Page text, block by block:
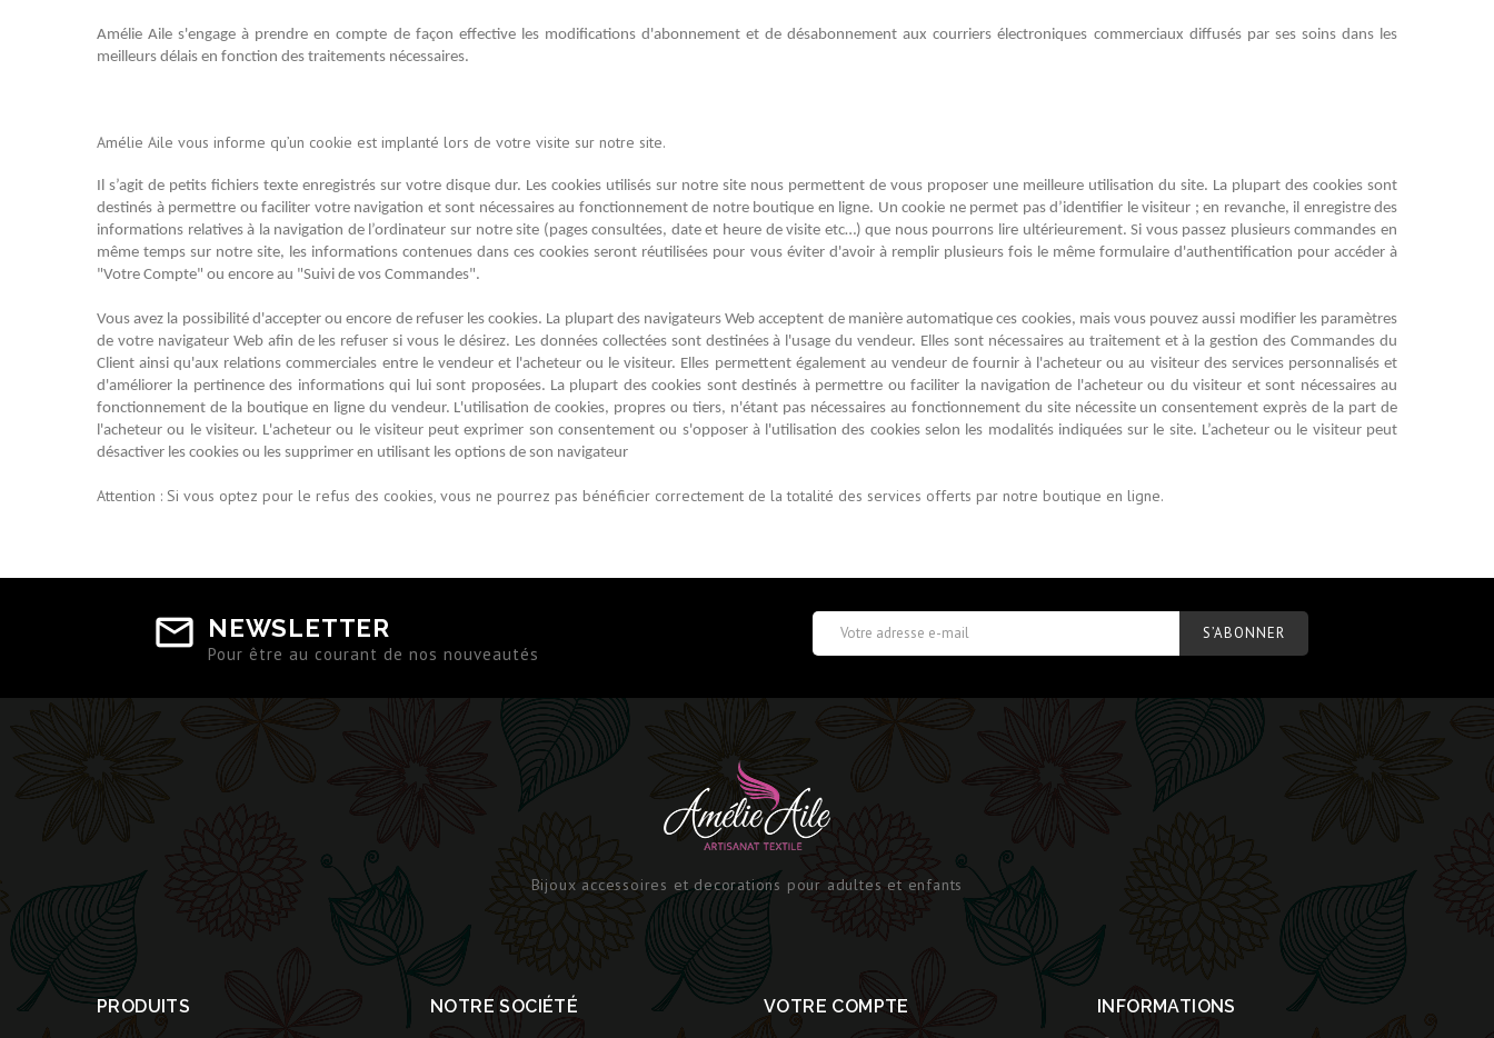
Amélie Aile s'engage à prendre en compte de façon effective les modifications d'abonnement et de désabonnement aux courriers électroniques commerciaux diffusés par ses soins dans les
meilleurs délais en fonction des traitements nécessaires.
Amélie Aile vous informe qu’un cookie est implanté lors de votre visite sur notre site.
Il s’agit de petits fichiers texte enregistrés sur votre disque dur. Les cookies utilisés sur notre site nous permettent de vous proposer une meilleure utilisation du site. La plupart des cookies sont
destinés à permettre ou faciliter votre navigation et sont nécessaires au fonctionnement de notre boutique en ligne. Un cookie ne permet pas d’identifier le visiteur ; en revanche, il enregistre des
informations relatives à la navigation de l’ordinateur sur notre site (pages consultées, date et heure de visite etc…) que nous pourrons lire ultérieurement. Si vous passez plusieurs commandes en
même temps sur notre site, les informations contenues dans ces cookies seront réutilisées pour vous éviter d'avoir à remplir plusieurs fois le même formulaire d'authentification pour accéder à
"Votre Compte" ou encore au "Suivi de vos Commandes".
Vous avez la possibilité d'accepter ou encore de refuser les cookies. La plupart des navigateurs Web acceptent de manière automatique ces cookies, mais vous pouvez aussi modifier les paramètres
de votre navigateur Web afin de les refuser si vous le désirez. Les données collectées sont destinées à l'usage du vendeur. Elles sont nécessaires au traitement et à la gestion des Commandes du
Client ainsi qu'aux relations commerciales entre le vendeur et l'acheteur ou le visiteur. Elles permettent également au vendeur de fournir à l'acheteur ou au visiteur des services personnalisés et
d'améliorer la pertinence des informations qui lui sont proposées. La plupart des cookies sont destinés à permettre ou faciliter la navigation de l'acheteur ou du visiteur et sont nécessaires au
fonctionnement de la boutique en ligne du vendeur. L'utilisation de cookies, propres ou tiers, n'étant pas nécessaires au fonctionnement du site nécessite un consentement exprès de la part de
l'acheteur ou le visiteur. L'acheteur ou le visiteur peut exprimer son consentement ou s'opposer à l'utilisation des cookies selon les modalités indiquées sur le site. L’acheteur ou le visiteur peut
désactiver les cookies ou les supprimer en utilisant les options de son navigateur
Attention : Si vous optez pour le refus des cookies, vous ne pourrez pas bénéficier correctement de la totalité des services offerts par notre boutique en ligne.
NEWSLETTER
Pour être au courant de nos nouveautés
Bijoux accessoires et decorations pour adultes et enfants
PRODUITS NOTRE SOCIÉTÉ VOTRE COMPTE INFORMATIONS